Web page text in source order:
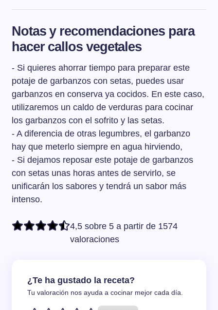
Sabemos que los garbanzos están cocidos si cuando
Notas y recomendaciones para
hacer callos vegetales
- Si quieres ahorrar tiempo para preparar este
potaje de garbanzos con setas, puedes usar
garbanzos en conserva ya cocidos. En este caso,
utilizaremos un caldo de verduras para cocinar
los garbanzos con el sofrito y las setas.
- A diferencia de otras legumbres, el garbanzo
hay que meterlo siempre en agua hirviendo,
- Si dejamos reposar este potaje de garbanzos
con setas unas horas antes de servirlo, se
unificarán los sabores y tendrá un sabor más
intenso.
4,5 sobre 5 a partir de 1574
valoraciones
¿Te ha gustado la receta?
Tu valoración nos ayuda a cocinar mejor cada día.